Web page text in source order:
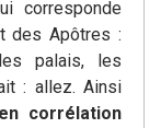
corresponde
des Apôtres :
palais, les
: allez. Ainsi
corrélation